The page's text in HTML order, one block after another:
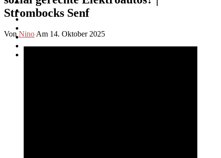
Strombocks Senf
Von Nino Am 14. Oktober 2025